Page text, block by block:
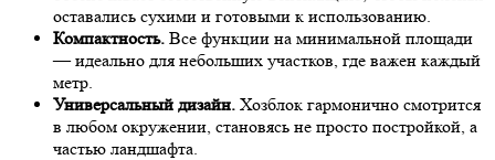
оставались сухими и готовыми к использованию.
Компактность. Все функции на минимальной площади
— идеально для небольших участков, где важен каждый
метр.
Универсальный дизайн. Хозблок гармонично смотрится
в любом окружении, становясь не просто постройкой, а
частью ландшафта.